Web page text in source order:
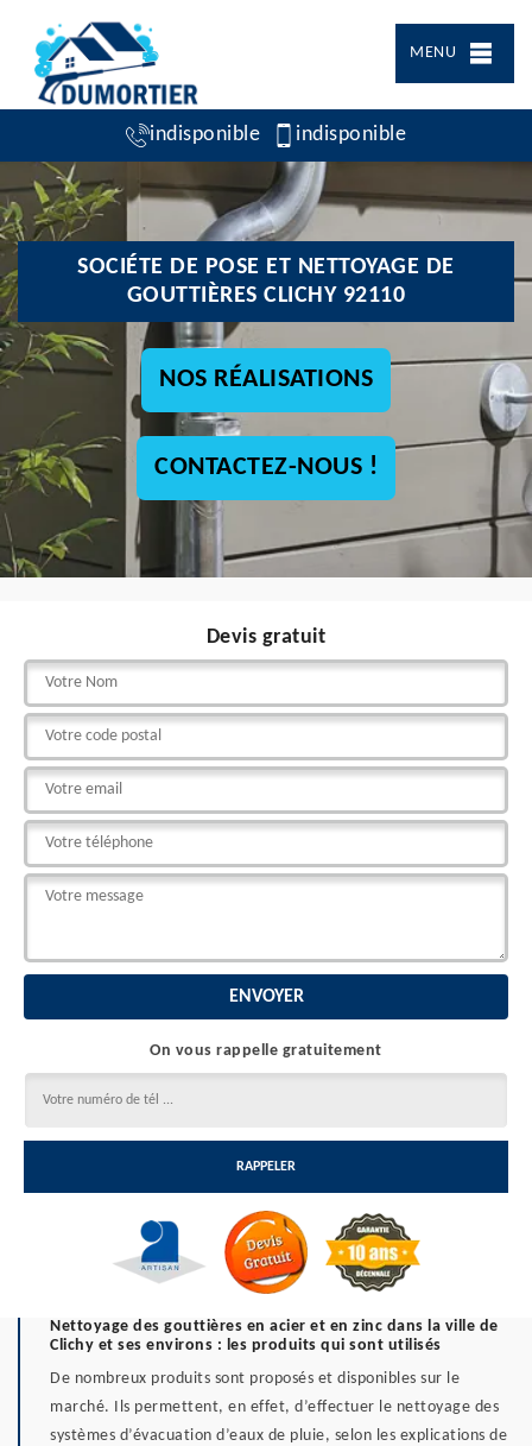
MENU
indisponible indisponible
SOCIÉTE DE POSE ET NETTOYAGE DE
GOUTTIÈRES CLICHY 92110
NOS RÉALISATIONS
CONTACTEZ-NOUS !
Devis gratuit
On vous rappelle gratuitement
Nettoyage des gouttières en acier et en zinc dans la ville de
Clichy et ses environs : les produits qui sont utilisés
De nombreux produits sont proposés et disponibles sur le
marché. Ils permettent, en effet, d’effectuer le nettoyage des
systèmes d’évacuation d’eaux de pluie, selon les explications de